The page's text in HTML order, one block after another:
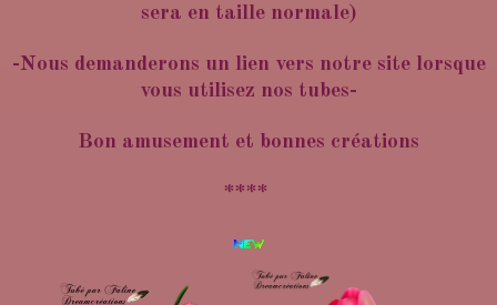
sera en taille normale)
-Nous demanderons un lien vers notre site lorsque
vous utilisez nos tubes-
Bon amusement et bonnes créations
****